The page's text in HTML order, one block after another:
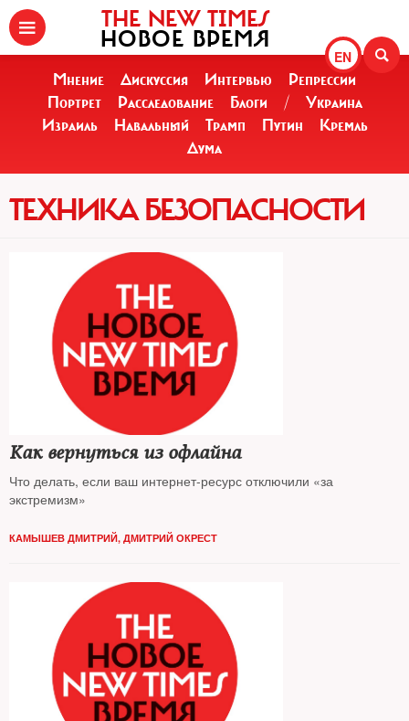
EN
THE NEW TIMES
НОВОЕ ВРЕМЯ
Мнение Дискуссия Интервью
Репрессии
Портрет
Расследование Блоги /
Украина
Израиль
Навальный Трамп Путин
Кремль
Дума
ТЕХНИКА БЕЗОПАСНОСТИ
Как вернуться из офлайна
Что делать, если ваш интернет-ресурс отключили «за
экстремизм»
КАМЫШЕВ ДМИТРИЙ, ДМИТРИЙ ОКРЕСТ